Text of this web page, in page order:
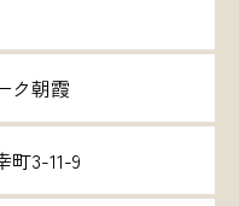
ク朝霞
町3-11-9